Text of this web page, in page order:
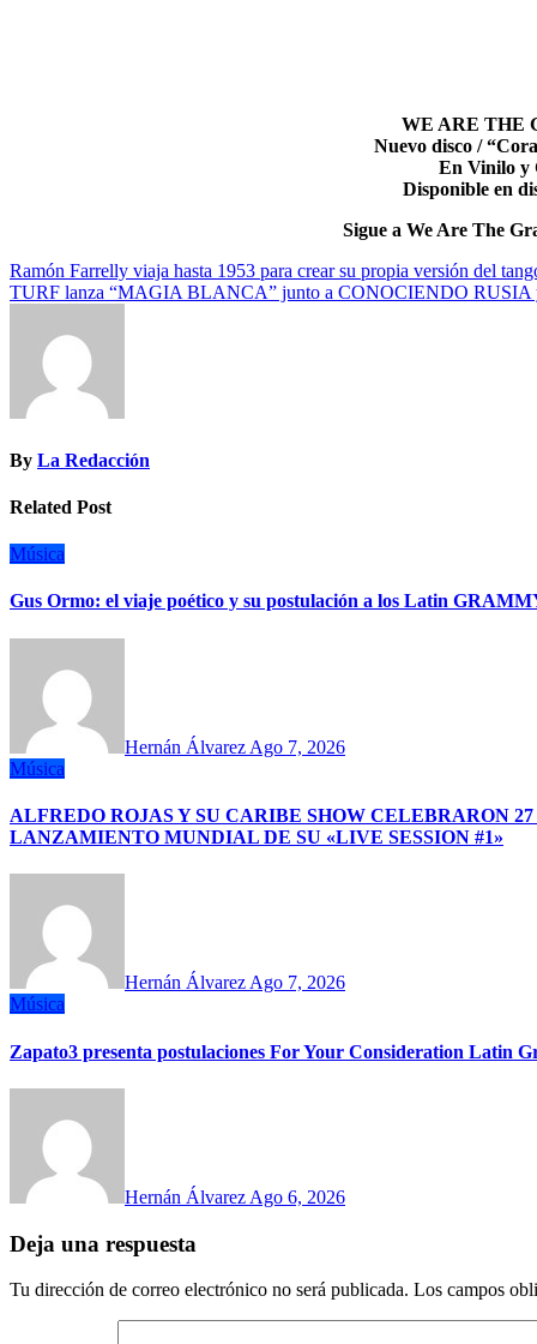
WE ARE THE
Nuevo disco /
En Vinilo y
Disponible en
Sigue a We Are The
Navegación
de
entradas
Ramón Farrelly viaja hasta 1953 para crear su propia versión del
TURF lanza “MAGIA BLANCA” junto a CONOCIENDO RUSIA
By La Redacción
Related Post
Música
Gus Ormo: el viaje poético y su postulación a los Latin
Hernán Álvarez Ago 7, 2026
Música
ALFREDO ROJAS Y SU CARIBE SHOW CELEBRARON
LANZAMIENTO MUNDIAL DE SU «LIVE SESSION #1»
Hernán Álvarez Ago 7, 2026
Música
Zapato3 presenta postulaciones For Your Consideration Latin
Hernán Álvarez Ago 6, 2026
Deja una respuesta
Tu dirección de correo electrónico no será publicada. Los campos